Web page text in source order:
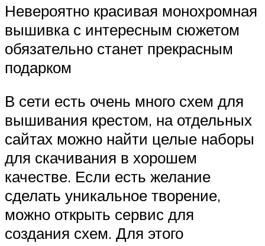
Невероятно красивая монохромная
вышивка с интересным сюжетом
обязательно станет прекрасным
подарком
В сети есть очень много схем для
вышивания крестом, на отдельных
сайтах можно найти целые наборы
для скачивания в хорошем
качестве. Если есть желание
сделать уникальное творение,
можно открыть сервис для
создания схем. Для этого